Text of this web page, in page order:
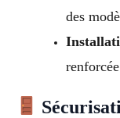
des